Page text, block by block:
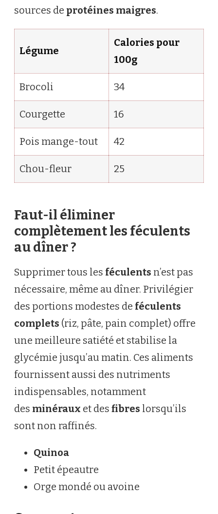
sources de protéines maigres.
Légume
Calories pour
100g
Brocoli 34
Courgette 16
Pois mange-tout 42
Chou-fleur 25
Faut-il éliminer
complètement les féculents
au dîner ?
Supprimer tous les féculents n’est pas
nécessaire, même au dîner. Privilégier
des portions modestes de féculents
complets (riz, pâte, pain complet) offre
une meilleure satiété et stabilise la
glycémie jusqu’au matin. Ces aliments
fournissent aussi des nutriments
indispensables, notamment
des minéraux et des fibres lorsqu’ils
sont non raffinés.
Quinoa
Petit épeautre
Orge mondé ou avoine